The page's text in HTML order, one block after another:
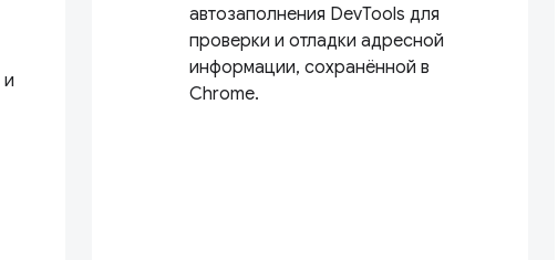
автозаполнения DevTools для
проверки и отладки адресной
информации, сохранённой в
Chrome.